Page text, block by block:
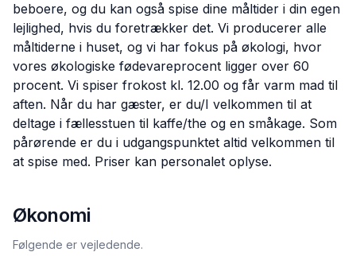
beboere, og du kan også spise dine måltider i din egen
lejlighed, hvis du foretrækker det. Vi producerer alle
måltiderne i huset, og vi har fokus på økologi, hvor
vores økologiske fødevareprocent ligger over 60
procent. Vi spiser frokost kl. 12.00 og får varm mad til
aften. Når du har gæster, er du/I velkommen til at
deltage i fællesstuen til kaffe/the og en småkage. Som
pårørende er du i udgangspunktet altid velkommen til
at spise med. Priser kan personalet oplyse.
Økonomi
Følgende er vejledende.